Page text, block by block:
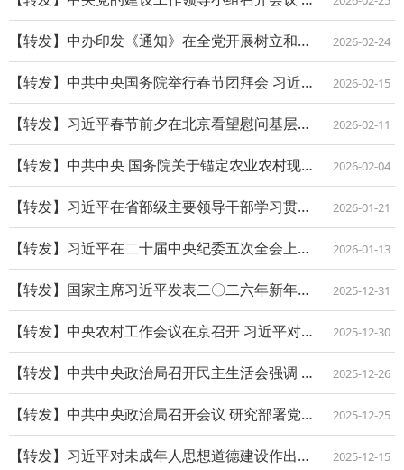
【转发】中办印发《通知》在全党开展树立和践行正确政绩观学习教育 2026-02-24
【转发】中共中央国务院举行春节团拜会 习近平发表讲话 2026-02-15
【转发】习近平春节前夕在北京看望慰问基层干部群众 2026-02-11
【转发】中共中央 国务院关于锚定农业农村现代化 扎实推进乡村全面振兴的意见 2026-02-04
【转发】习近平在省部级主要领导干部学习贯彻党的二十届四中全会精神专题研讨班开班式... 2026-01-21
【转发】习近平在二十届中央纪委五次全会上发表重要讲话以更高标准更实举措推进全面从... 2026-01-13
【转发】国家主席习近平发表二〇二六年新年贺词 2025-12-31
【转发】中央农村工作会议在京召开 习近平对做好“三农”工作作出重要指示 2025-12-30
【转发】中共中央政治局召开民主生活会强调 锲而不舍落实中央八项规定精神 以优良作... 2025-12-26
【转发】中共中央政治局召开会议 研究部署党风廉政建设和反腐败工作 中共中央总书记... 2025-12-25
【转发】习近平对未成年人思想道德建设作出重要指示强调坚持把未成年人思想道德建设作... 2025-12-15